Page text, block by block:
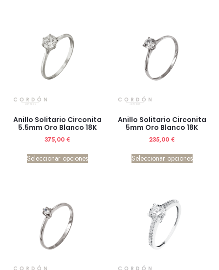
Anillo Solitario Circonita
5.5mm Oro Blanco 18K
375,00 €
Seleccionar opciones
Anillo Solitario Circonita
5mm Oro Blanco 18K
235,00 €
Seleccionar opciones